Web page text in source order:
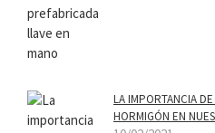
LA IMPORTANCIA
HORMIGÓN EN